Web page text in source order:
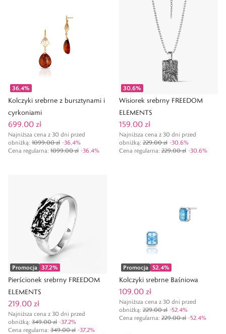
36,4%
Kolczyki srebrne z bursztynami i
cyrkoniami
699,00 zł
Najniższa cena z 30 dni przed
obniżką: 1099,00 zł -36,4%
Cena regularna: 1099,00 zł -36,4%
30,6%
Wisiorek srebrny FREEDOM
ELEMENTS
159,00 zł
Najniższa cena z 30 dni przed
obniżką: 229,00 zł -30,6%
Cena regularna: 229,00 zł -30,6%
Promocja 37,2%
Pierścionek srebrny FREEDOM
ELEMENTS
219,00 zł
Najniższa cena z 30 dni przed
obniżką: 349,00 zł -37,2%
Cena regularna: 349,00 zł -37,2%
Promocja 52,4%
Kolczyki srebrne Baśniowa
109,00 zł
Najniższa cena z 30 dni przed
obniżką: 229,00 zł -52,4%
Cena regularna: 229,00 zł -52,4%